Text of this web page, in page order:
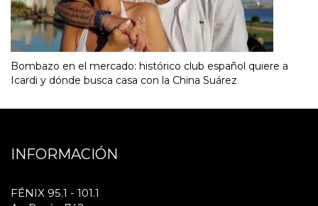
Bombazo en el mercado: histórico club español quiere a
Icardi y dónde busca casa con la China Suárez
INFORMACIÓN
FÉNIX 95.1 - 101.1